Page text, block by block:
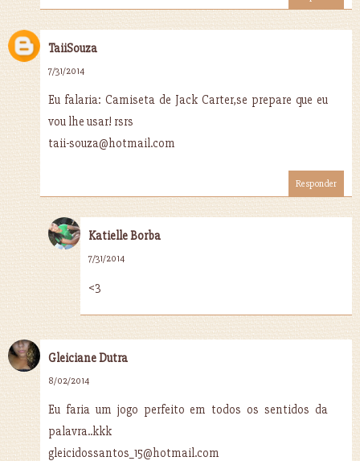
TaiiSouza
7/31/2014
Eu falaria: Camiseta de Jack Carter,se prepare que eu
vou lhe usar! rsrs
taii-souza@hotmail.com
Responder
Katielle Borba
7/31/2014
<3
Gleiciane Dutra
8/02/2014
Eu faria um jogo perfeito em todos os sentidos da
palavra..kkk
gleicidossantos_15@hotmail.com